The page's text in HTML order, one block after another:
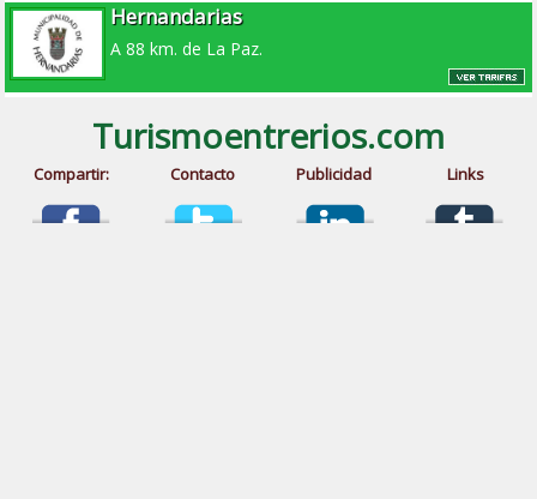
Hernandarias
A 88 km. de La Paz.
Turismoentrerios.com
Compartir: Contacto Publicidad Links